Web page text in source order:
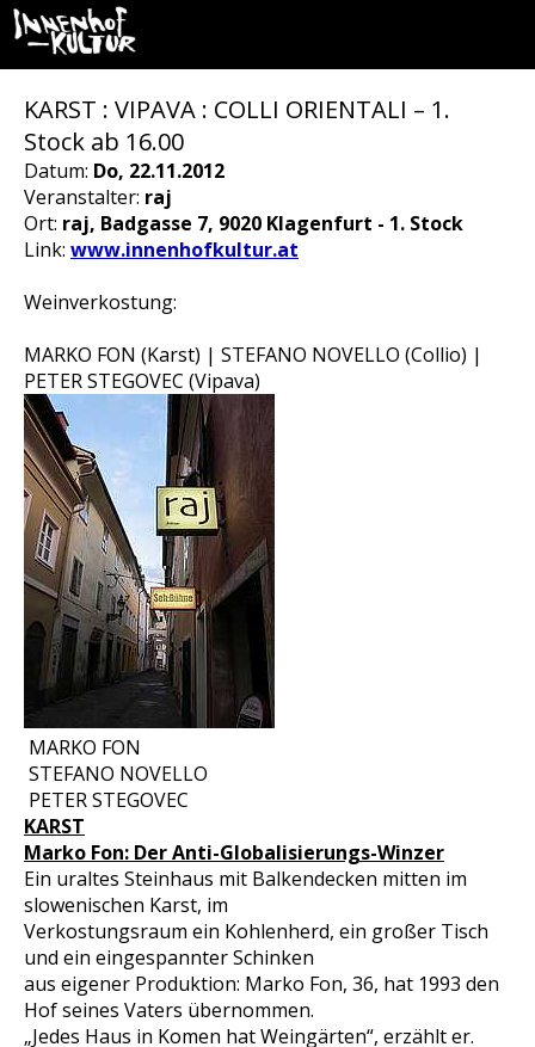
KARST : VIPAVA : COLLI ORIENTALI – 1.
Stock ab 16.00
Datum: Do, 22.11.2012
Veranstalter: raj
Ort: raj, Badgasse 7, 9020 Klagenfurt - 1. Stock
Link: www.innenhofkultur.at
Weinverkostung:
MARKO FON (Karst) | STEFANO NOVELLO (Collio) |
PETER STEGOVEC (Vipava)
MARKO FON
STEFANO NOVELLO
PETER STEGOVEC
KARST
Marko Fon: Der Anti-Globalisierungs-Winzer
Ein uraltes Steinhaus mit Balkendecken mitten im
slowenischen Karst, im
Verkostungsraum ein Kohlenherd, ein großer Tisch
und ein eingespannter Schinken
aus eigener Produktion: Marko Fon, 36, hat 1993 den
Hof seines Vaters übernommen.
„Jedes Haus in Komen hat Weingärten“, erzählt er.